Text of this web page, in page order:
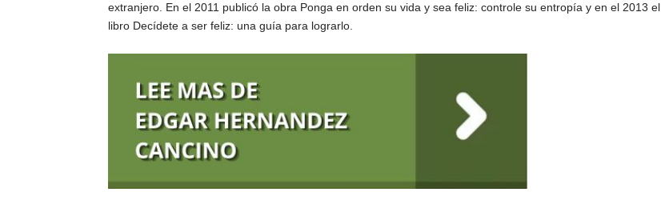
extranjero. En el 2011 publicó la obra Ponga en orden su vida y sea feliz: controle su entropía y en el 2013 el
libro Decídete a ser feliz: una guía para lograrlo.